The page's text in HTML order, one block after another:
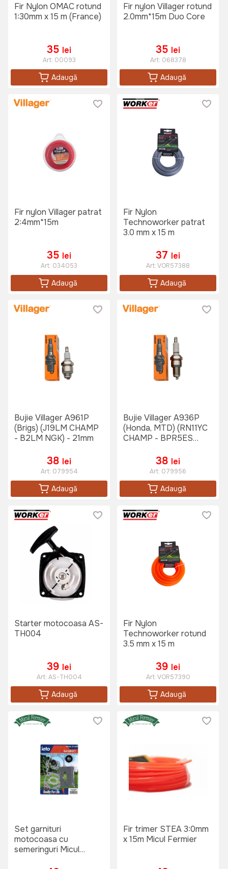
Fir Nylon OMAC rotund
1:30mm x 15 m (France)
35 lei
Art: 00093
Adaugă
Fir nylon Villager rotund
2.0mm*15m Duo Core
35 lei
Art: 068378
Adaugă
Fir nylon Villager patrat
2:4mm*15m
35 lei
Art: 034053
Adaugă
Fir Nylon
Technoworker patrat
3.0 mm x 15 m
37 lei
Art:VOR57388
Adaugă
Bujie Villager A961P
(Brigs) (J19LM CHAMP
- B2LM NGK) - 21mm
38 lei
Art: 079954
Adaugă
Bujie Villager A936P
(Honda, MTD) (RN11YC
CHAMP - BPR5ES
38 lei
Art: 079956
Adaugă
Starter motocoasa AS-
TH004
39 lei
Art: AS-TH004
Adaugă
Fir Nylon
Technoworker rotund
3.5 mm x 15 m
39 lei
Art:VOR57390
Adaugă
Set garnituri
motocoasa cu
semeringuri Micul
Fir trimer STEA 3:0mm
x 15m Micul Fermier